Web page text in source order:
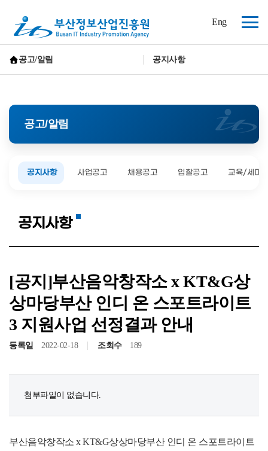
(재)
부
산
정
보
산
업
Eng
체
공고/알림 공지사항 사업공고
공고/알림 공지사항
공고/알림
공지사항 사업공고 채용공고 입찰공고 교육/세미
공지사항
[공지]부산음악창작소 x KT&G상
상마당부산 인디 온 스포트라이트
3 지원사업 선정결과 안내
등록일 2022-02-18 조회수 189
첨부파일이 없습니다.
부산음악창작소 x KT&G상상마당부산 인디 온 스포트라이트